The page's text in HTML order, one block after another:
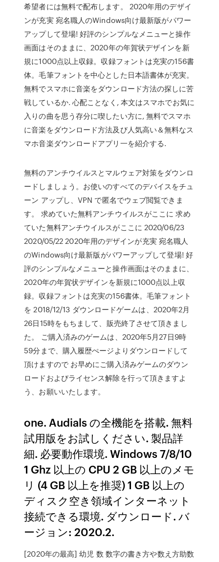
希望者には無料で配布します。 2020年用のデザイ
ンが充実 宛名職人のWindows向け最新版がパワー
アップして登場! 好評のシンプルなメニューと操作
画面はそのままに、2020年の年賀状デザインを新
規に1000点以上収録。収録フォントは充実の156書
体。毛筆フォントを中心とした日本語書体が充実。
無料でスマホに音楽をダウンロード方法の探しに苦
戦しているか. 心配ことなく, 本文はスマホでお気に
入りの曲を思う存分に喫したい方に, 無料でスマホ
に音楽をダウンロード方法及び人気高い＆無料なス
マホ音楽ダウンロードアプリ一を紹介する.
無料のアンチウイルスとマルウェア対策をダウンロ
ードしましょう。お使いのすべてのデバイスをチュ
ーン アップし、VPN で匿名でウェブ閲覧できま
す。 求めていた無料アンチウイルスがここに 求め
ていた無料アンチウイルスがここに 2020/06/23
2020/05/22 2020年用のデザインが充実 宛名職人
のWindows向け最新版がパワーアップして登場! 好
評のシンプルなメニューと操作画面はそのままに、
2020年の年賀状デザインを新規に1000点以上収
録。収録フォントは充実の156書体。毛筆フォント
を 2018/12/13 ダウンロードゲームは、2020年2月
26日15時をもちまして、販売終了させて頂きまし
た。 ご購入済みのゲームは、2020年5月27日9時
59分まで、購入履歴ぺージよりダウンロードして
頂けますので お早めにご購入済みゲームのダウン
ロードおよびライセンス解除を行って頂きますよ
う、お願いいたします。
one. Audials の全機能を搭載. 無料
試用版をお試しください. 製品詳
細. 必要動作環境. Windows 7/8/10
1 Ghz 以上の CPU 2 GB 以上のメモ
リ (4 GB 以上を推奨) 1 GB 以上の
ディスク空き領域インターネット
接続できる環境. ダウンロード. バ
ージョン: 2020.2.
[2020年の最高] 幼児 数 数字の書き方や数え方助数